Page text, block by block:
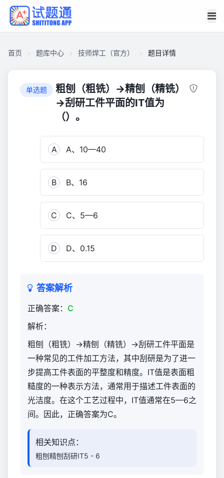
首页 题库中心 技师焊工（官方） 题目详情
单选题
粗刨（粗铣）→精刨（精铣）
→刮研工件平面的IT值为
（）。
A A、10—40
B B、16
C C、5—6
D D、0.15
答案解析
正确答案： C
解析：
粗刨（粗铣）→精刨（精铣）→刮研工件平面是
一种常见的工件加工方法，其中刮研是为了进一
步提高工件表面的平整度和精度。IT值是表面粗
糙度的一种表示方法，通常用于描述工件表面的
光洁度。在这个工艺过程中，IT值通常在5—6之
间。因此，正确答案为C。
相关知识点：
粗刨精刨刮研IT5 - 6